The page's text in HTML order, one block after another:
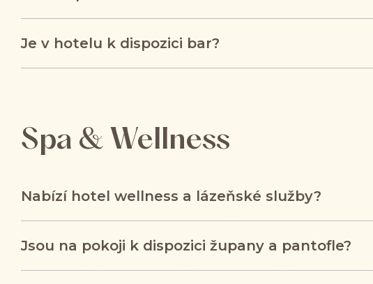
Je v hotelu k dispozici bar?
Spa & Wellness
Nabízí hotel wellness a lázeňské služby?
Jsou na pokoji k dispozici župany a pantofle?